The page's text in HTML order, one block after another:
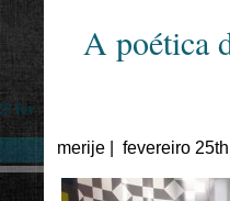
A poética
fev
merije | fevereiro